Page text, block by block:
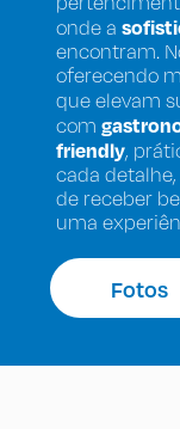
onde a
encontram.
oferecendo
que elevam
com
friendly,
cada
de receber
uma
Fotos